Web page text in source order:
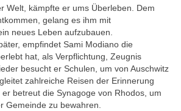
Welt, kämpfte er ums Überleben. Dem
gelang es ihm mit
neues Leben aufzubauen.
empfindet Sami Modiano die
hat, als Verpflichtung, Zeugnis
besucht er Schulen, um von Auschwitz
zahlreiche Reisen der Erinnerung
er betreut die Synagoge von Rhodos, um
Gemeinde zu bewahren.